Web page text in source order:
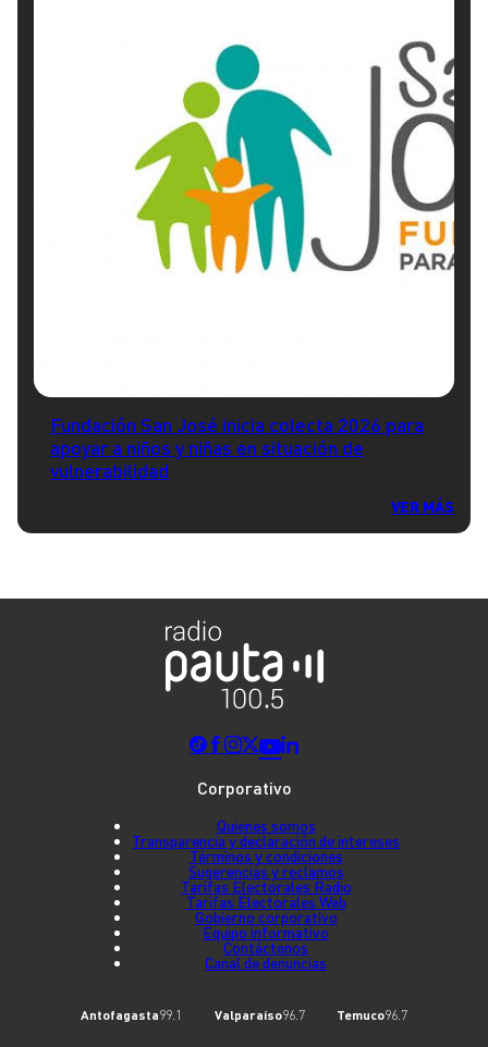
Fundación San José inicia colecta 2026 para
apoyar a niños y niñas en situación de
vulnerabilidad
VER MÁS
Corporativo
Quienes somos
Transparencia y declaración de intereses
Términos y condiciones
Sugerencias y reclamos
Tarifas Electorales Radio
Tarifas Electorales Web
Gobierno corporativo
Equipo informativo
Contáctenos
Canal de denuncias
Antofagasta99.1 Valparaíso96.7 Temuco96.7